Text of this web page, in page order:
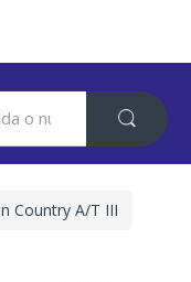
Country A/T III